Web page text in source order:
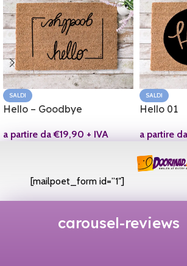
SALDI
Hello – Goodbye
a partire da€19,90 + IVA
SALDI
Hello 01
a partire
[mailpoet_form id=”1″]
carousel-reviews